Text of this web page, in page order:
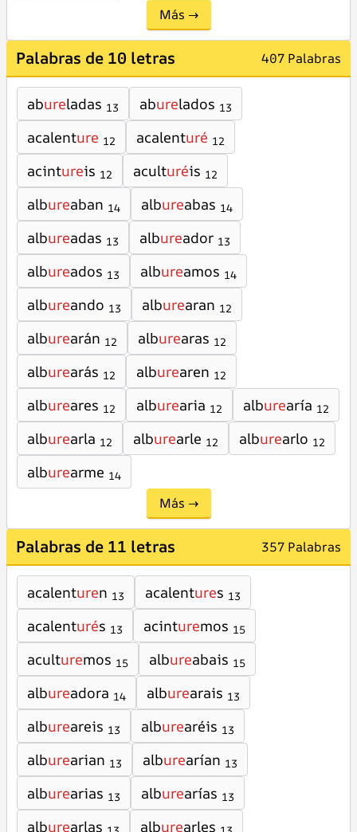
Más →
Palabras de 10 letras 407 Palabras
abureladas 13 aburelados 13
acalenture 12 acalenturé 12
acintureis 12 aculturéis 12
albureaban 14 albureabas 14
albureadas 13 albureador 13
albureados 13 albureamos 14
albureando 13 alburearan 12
alburearán 12 alburearas 12
alburearás 12 alburearen 12
albureares 12 alburearia 12 alburearía 12
alburearla 12 alburearle 12 alburearlo 12
alburearme 14
Más →
Palabras de 11 letras 357 Palabras
acalenturen 13 acalentures 13
acalenturés 13 acinturemos 15
aculturemos 15 albureabais 15
albureadora 14 alburearais 13
albureareis 13 alburearéis 13
alburearian 13 alburearían 13
alburearias 13 alburearías 13
alburearlas alburearles